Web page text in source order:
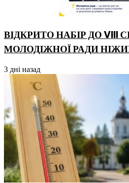
ВІДКРИТО НАБІР ДО VIII
МОЛОДІЖНОЇ РАДИ
3 дні назад